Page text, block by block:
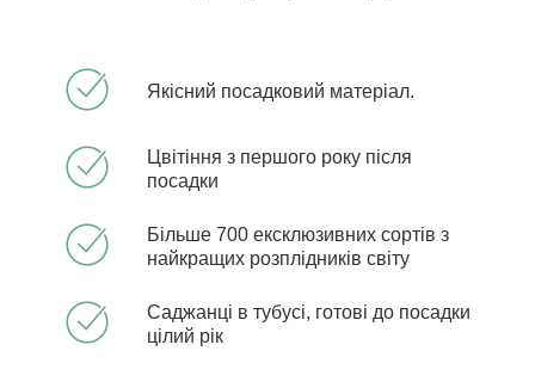
Якісний посадковий матеріал.
Цвітіння з першого року після
посадки
Більше 700 ексклюзивних сортів з
найкращих розплідників світу
Саджанці в тубусі, готові до посадки
цілий рік